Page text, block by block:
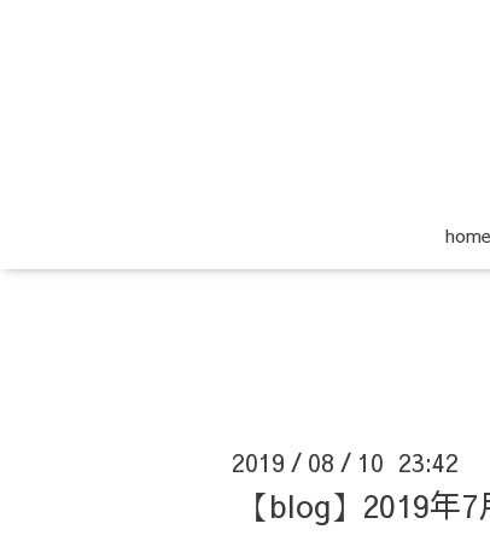
home
2019 / 08 / 10 23:42
【blog】2019年